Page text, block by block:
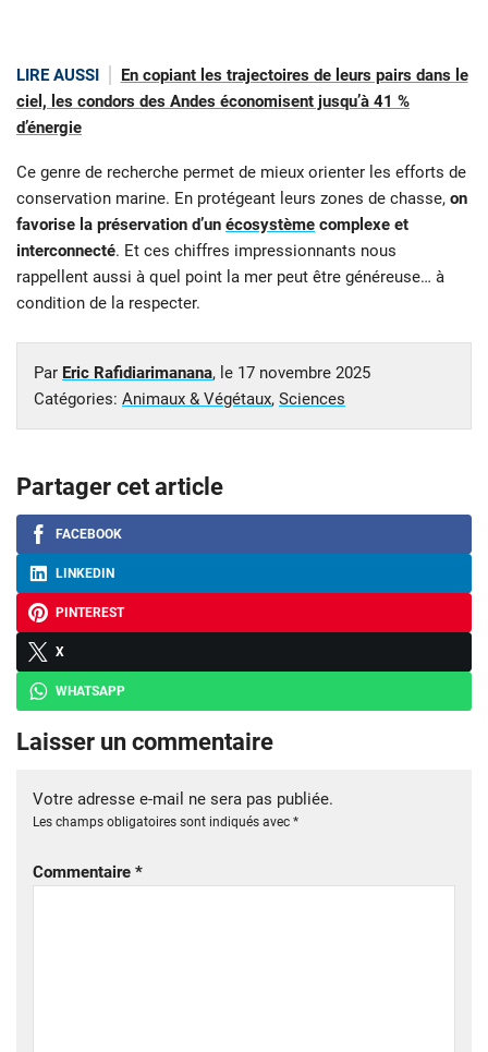
LIRE AUSSI
En copiant les trajectoires de leurs pairs dans le
ciel, les condors des Andes économisent jusqu’à 41 %
d’énergie
Ce genre de recherche permet de mieux orienter les efforts de
conservation marine. En protégeant leurs zones de chasse, on
favorise la préservation d’un écosystème complexe et
interconnecté. Et ces chiffres impressionnants nous
rappellent aussi à quel point la mer peut être généreuse… à
condition de la respecter.
Par Eric Rafidiarimanana, le 17 novembre 2025
Catégories: Animaux & Végétaux, Sciences
Partager cet article
FACEBOOK
LINKEDIN
PINTEREST
X
WHATSAPP
Laisser un commentaire
Votre adresse e-mail ne sera pas publiée.
Les champs obligatoires sont indiqués avec *
Commentaire *